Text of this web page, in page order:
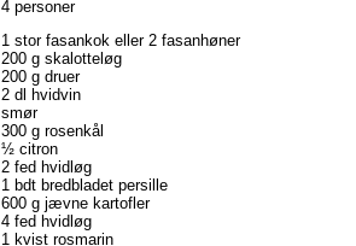
4 personer
1 stor fasankok eller 2 fasanhøner
200 g skalotteløg
200 g druer
2 dl hvidvin
smør
300 g rosenkål
½ citron
2 fed hvidløg
1 bdt bredbladet persille
600 g jævne kartofler
4 fed hvidløg
1 kvist rosmarin